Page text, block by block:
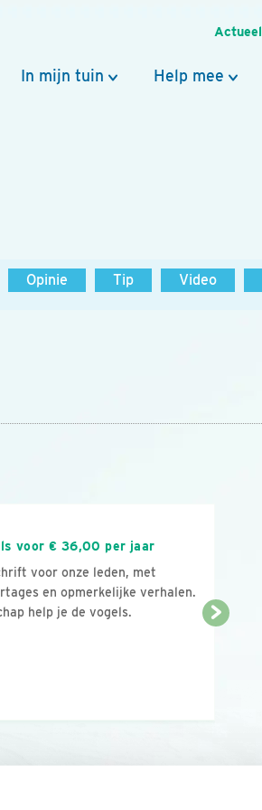
Actueel
In mijn tuin Help mee
Opinie Tip Video
voor € 36,00 per jaar
voor onze leden, met
en opmerkelijke verhalen.
help je de vogels.